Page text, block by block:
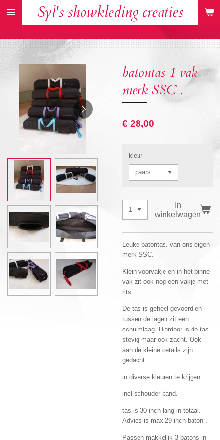
Ga
de
hoofdinhoud
Syl's showkleding creaties
batontas 1 vak
merk SSC .
€ 28,00
kleur
In
winkelwagen
Leuke batontas, van ons eigen
merk SSC.
Klein voorvakje en in het binne
vak zit ook nog een vakje met
rits.
De tas is geheel gevoerd en
tussen de lagen zit een
schuimlaag. Hierdoor is de tas
stevig maar ook zacht. Ook
aan de kleine details zijn
gedacht.
in diverse kleuren te krijgen.
incl schouder band.
tas is 30 inch lang in totaal.
Advies is max 29 inch baton .
Passen makkelijk 3 batons in